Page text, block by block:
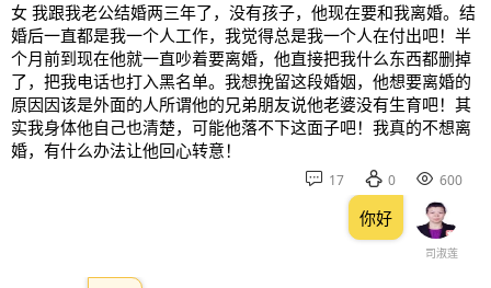
女 我跟我老公结婚两三年了，没有孩子，他现在要和我离婚。结
婚后一直都是我一个人工作，我觉得总是我一个人在付出吧！半
个月前到现在他就一直吵着要离婚，他直接把我什么东西都删掉
了，把我电话也打入黑名单。我想挽留这段婚姻，他想要离婚的
原因因该是外面的人所谓他的兄弟朋友说他老婆没有生育吧！其
实我身体他自己也清楚，可能他落不下这面子吧！我真的不想离
婚，有什么办法让他回心转意！
 17  0  600
司淑莲
你好